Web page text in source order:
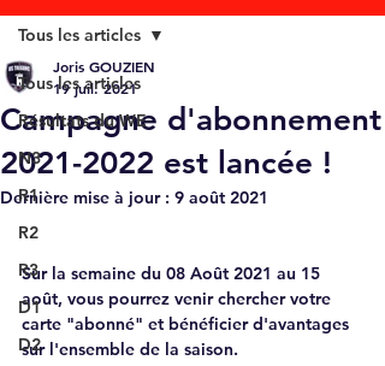
Tous les articles
Résultats du WE
N3
R1
R2
R3
D1
D2
Tous les articles
Campagne d'abonnement
2021-2022 est lancée !
Joris GOUZIEN
19 juil. 2021
Dernière mise à jour : 9 août 2021
Sur la semaine du 08 Août 2021 au 15
août, vous pourrez venir chercher votre
carte "abonné" et bénéficier d'avantages
sur l'ensemble de la saison.